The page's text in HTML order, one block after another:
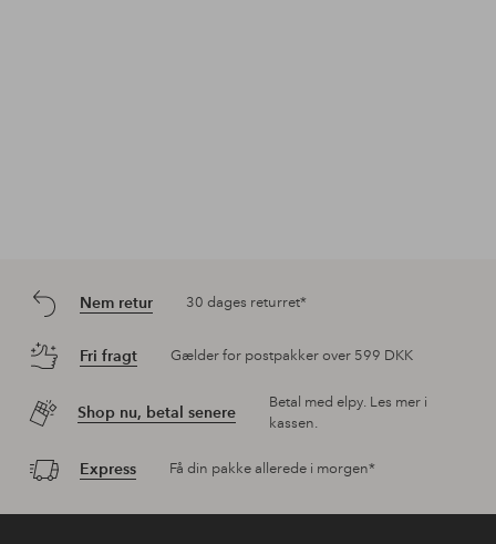
Nem retur 30 dages returret*
Fri fragt Gælder for postpakker over 599 DKK
Shop nu, betal senere
Betal med elpy. Les mer i
kassen.
Express Få din pakke allerede i morgen*